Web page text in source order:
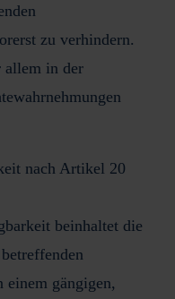
zu verhindern.
allem in der
nach Artikel 20
beinhaltet die
einem gängigen,